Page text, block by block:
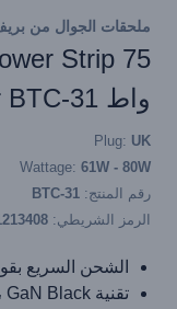
ملحقات الجوال من
Strip 75
واط GaN Charger BTC-31
Plug: UK
Wattage: 61W - 80W
رقم المنتج: BTC-31
الرمز الشريطي:
الشحن السريع بقوة 75 وات ، اشحن أي شيء
تقنية GaN Black ، لتحسين كفاءة الشحن.